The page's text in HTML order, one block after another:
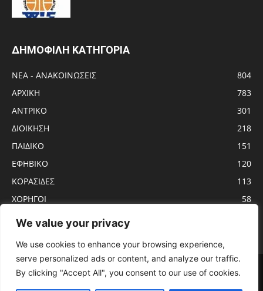
We value your privacy
We use cookies to enhance your browsing experience,
serve personalized ads or content, and analyze our traffic.
By clicking "Accept All", you consent to our use of cookies.
ΔΗΜΟΦΙΛΗ ΚΑΤΗΓΟΡΙΑ
ΝΕΑ - ΑΝΑΚΟΙΝΩΣΕΙΣ
804
ΑΡΧΙΚΗ
783
ΑΝTΡΙΚΟ
301
ΔΙΟΙΚΗΣΗ
218
ΠΑΙΔΙΚΟ
151
ΕΦΗΒΙΚΟ
120
ΚΟΡΑΣΙΔΕΣ
113
ΧΟΡΗΓΟΙ
58
ΝΕΑΝΙΔΕΣ
Αρχική ΑΝTΡΙΚΟ ΝΕΑ – ΑΝΑΚΟΙΝΩΣΕΙΣ
ΓΥΝΑΙΚΩΝ
ΕΦΗΒΙΚΟ
ΠΑΙΔΙΚΟ ΚΟΡΑΣΙΔΕΣ